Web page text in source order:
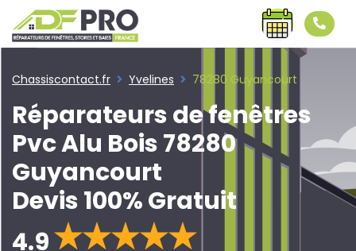
Chassiscontact.fr Yvelines 78280 Guyancourt
Réparateurs de fenêtres
Pvc Alu Bois 78280
Guyancourt
Devis 100% Gratuit
4.9